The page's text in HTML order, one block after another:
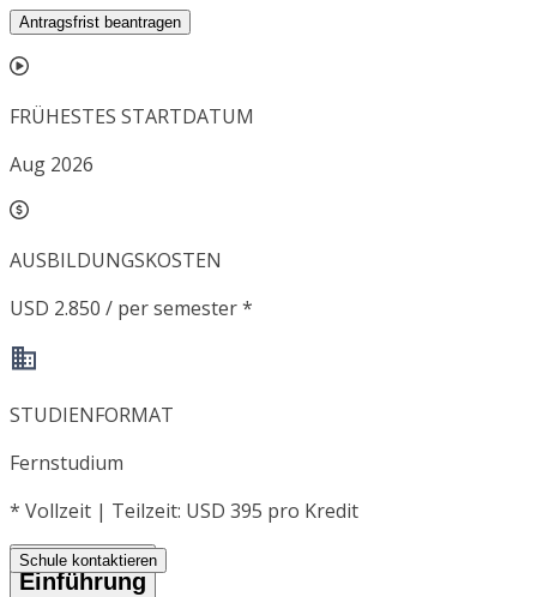
Antragsfrist beantragen
FRÜHESTES STARTDATUM
Aug 2026
AUSBILDUNGSKOSTEN
USD 2.850 / per semester *
STUDIENFORMAT
Fernstudium
* Vollzeit | Teilzeit: USD 395 pro Kredit
Schule kontaktieren
Einführung